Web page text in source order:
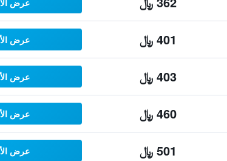
عرض
401 ﷼ عرض
403 ﷼ عرض
460 ﷼ عرض
501 ﷼ عرض